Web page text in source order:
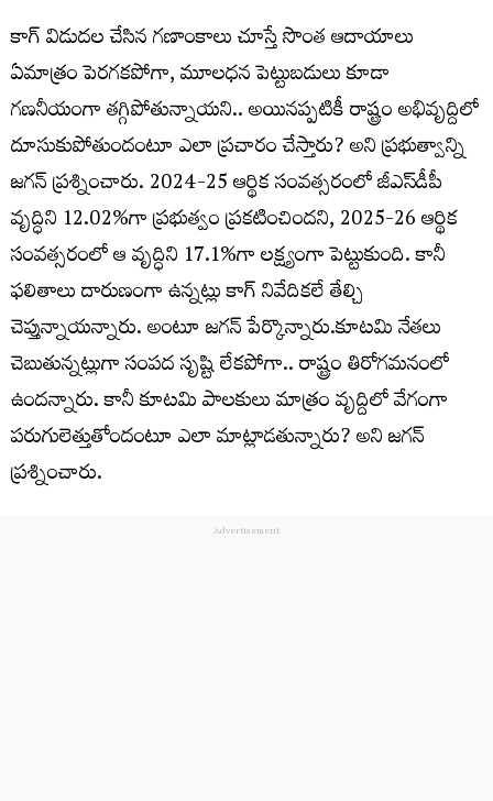
కాగ్ విడుదల చేసిన గణాంకాలు చూస్తే సొంత ఆదాయాలు
ఏమాత్రం పెరగకపోగా, మూలధన పెట్టుబడులు కూడా
గణనీయంగా తగ్గిపోతున్నాయని.. అయినప్పటికీ రాష్ట్రం అభివృద్దిలో
దూసుకుపోతుందంటూ ఎలా ప్రచారం చేస్తారు? అని ప్రభుత్వాన్ని
జగన్ ప్రశ్నించారు. 2024-25 ఆర్థిక సంవత్సరంలో జీఎస్‌డీపీ
వృద్ధిని 12.02%గా ప్రభుత్వం ప్రకటించిందని, 2025-26 ఆర్థిక
సంవత్సరంలో ఆ వృద్ధిని 17.1%గా లక్ష్యంగా పెట్టుకుంది. కానీ
ఫలితాలు దారుణంగా ఉన్నట్లు కాగ్ నివేదికలే తేల్చి
చెప్తున్నాయన్నారు. అంటూ జగన్ పేర్కొన్నారు.కూటమి నేతలు
చెబుతున్నట్లుగా సంపద సృష్టి లేకపోగా.. రాష్ట్రం తిరోగమనంలో
ఉందన్నారు. కానీ కూటమి పాలకులు మాత్రం వృద్దిలో వేగంగా
పరుగులెత్తుతోందంటూ ఎలా మాట్లాడతున్నారు? అని జగన్
ప్రశ్నించారు.